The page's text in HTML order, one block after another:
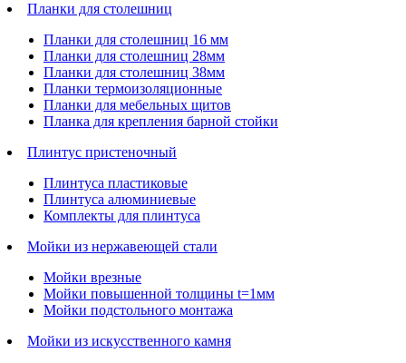
Планки для столешниц
Планки для столешниц 16 мм
Планки для столешниц 28мм
Планки для столешниц 38мм
Планки термоизоляционные
Планки для мебельных щитов
Планка для крепления барной стойки
Плинтус пристеночный
Плинтуса пластиковые
Плинтуса алюминиевые
Комплекты для плинтуса
Мойки из нержавеющей стали
Мойки врезные
Мойки повышенной толщины t=1мм
Мойки подстольного монтажа
Мойки из искусственного камня